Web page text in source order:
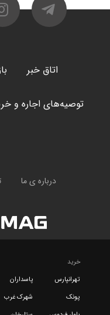
اتاق خبر
توصیه‌های اجاره و
درباره ی ما
خرید
تهرانپارس
پاسداران
پونک
شهرک غرب